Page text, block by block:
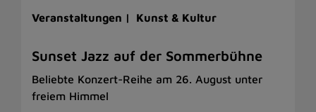
Veranstaltungen | Kunst & Kultur
Sunset Jazz auf der Sommerbühne
Beliebte Konzert-Reihe am 26. August unter
freiem Himmel